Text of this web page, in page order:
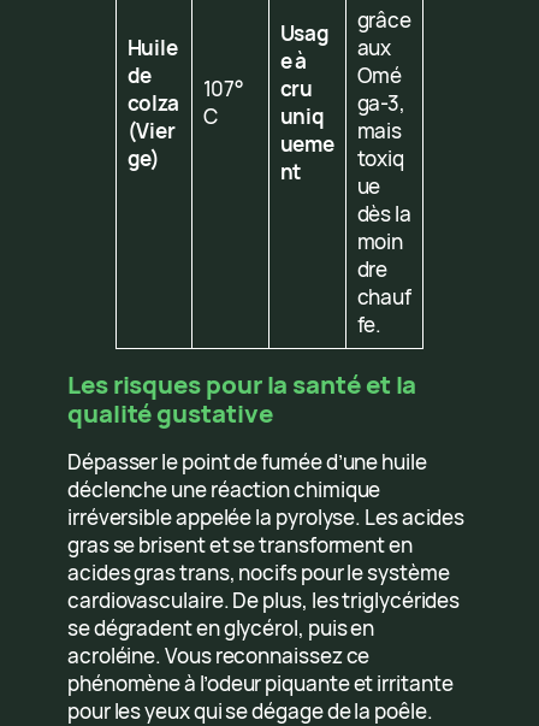
Huile
de
colza
(Vier
ge)
107°
C
Usag
e à
cru
uniq
ueme
nt
grâce
aux
Omé
ga-3,
mais
toxiq
ue
dès la
moin
dre
chauf
fe.
Les risques pour la santé et la
qualité gustative
Dépasser le point de fumée d’une huile
déclenche une réaction chimique
irréversible appelée la pyrolyse. Les acides
gras se brisent et se transforment en
acides gras trans, nocifs pour le système
cardiovasculaire. De plus, les triglycérides
se dégradent en glycérol, puis en
acroléine. Vous reconnaissez ce
phénomène à l’odeur piquante et irritante
pour les yeux qui se dégage de la poêle.